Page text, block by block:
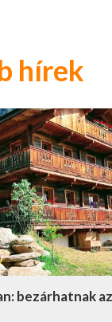
hírek
bezárhatnak